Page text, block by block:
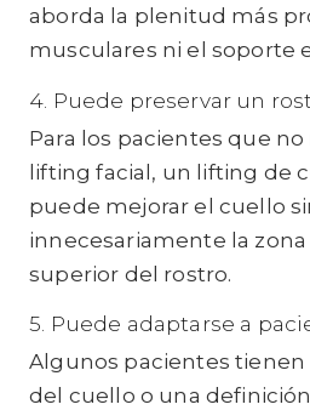
aborda la plenitud más
musculares ni el soporte
4. Puede preservar un
Para los pacientes que
lifting facial, un lifting de
puede mejorar el cuello
innecesariamente la
superior del rostro.
5. Puede adaptarse a
Algunos pacientes
del cuello o una